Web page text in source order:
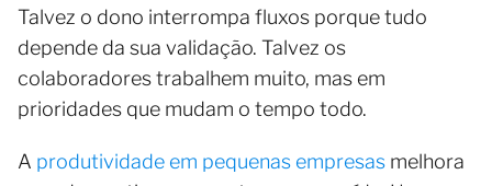
Talvez o dono interrompa fluxos porque tudo
depende da sua validação. Talvez os
colaboradores trabalhem muito, mas em
prioridades que mudam o tempo todo.
A produtividade em pequenas empresas melhora